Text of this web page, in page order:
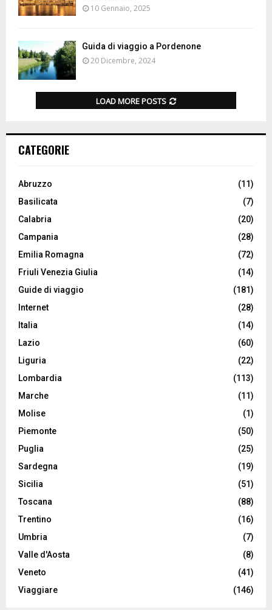
10 Gennaio, 2025
Guida di viaggio a Pordenone
20 Dicembre, 2024
LOAD MORE POSTS
CATEGORIE
Abruzzo
(11)
Basilicata
(7)
Calabria
(20)
Campania
(28)
Emilia Romagna
(72)
Friuli Venezia Giulia
(14)
Guide di viaggio
(181)
Internet
(28)
Italia
(14)
Lazio
(60)
Liguria
(22)
Lombardia
(113)
Marche
(11)
Molise
(1)
Piemonte
(50)
Puglia
(25)
Sardegna
(19)
Sicilia
(51)
Toscana
(88)
Trentino
(16)
Umbria
(7)
Valle d'Aosta
(8)
Veneto
(41)
Viaggiare
(146)